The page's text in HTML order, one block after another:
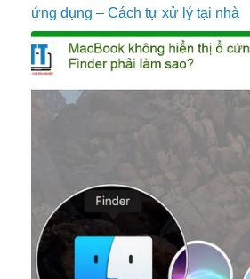
ứng dụng – Cách tự xử lý tại nhà